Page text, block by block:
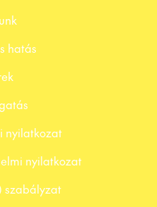
hatás
nyilatkozat
nyilatkozat
szabályzat